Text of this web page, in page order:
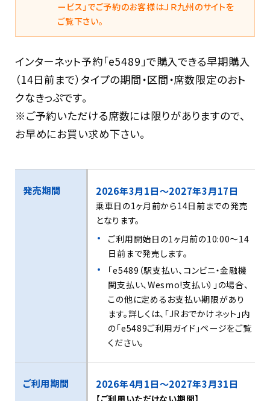
ービス」でご予約のお客様はＪＲ九州のサイトを
ご覧下さい。
インターネット予約「e5489」で購入できる早期購入
（14日前まで）タイプの期間・区間・席数限定のおト
クなきっぷです。
※ご予約いただける席数には限りがありますので、
お早めにお買い求め下さい。
発売期間 2026年3月1日～2027年3月17日
乗車日の1ヶ月前から14日前までの発売
となります。
ご利用開始日の1ヶ月前の10:00～14
日前まで発売します。
「e5489（駅支払い、コンビニ・金融機
関支払い、Wesmo!支払い）」の場合、
この他に定めるお支払い期限があり
ます。詳しくは、「JRおでかけネット」内
の「e5489ご利用ガイド」ページをご覧
ください。
ご利用期間 2026年4月1日～2027年3月31日